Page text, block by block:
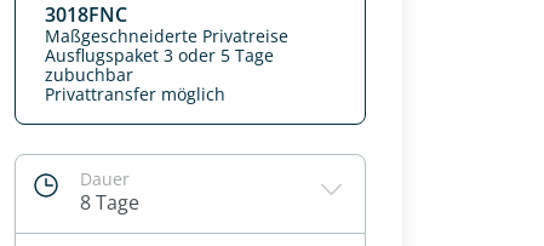
3018FNC
Maßgeschneiderte Privatreise
Ausflugspaket 3 oder 5 Tage
zubuchbar
Privattransfer möglich
Dauer
8 Tage